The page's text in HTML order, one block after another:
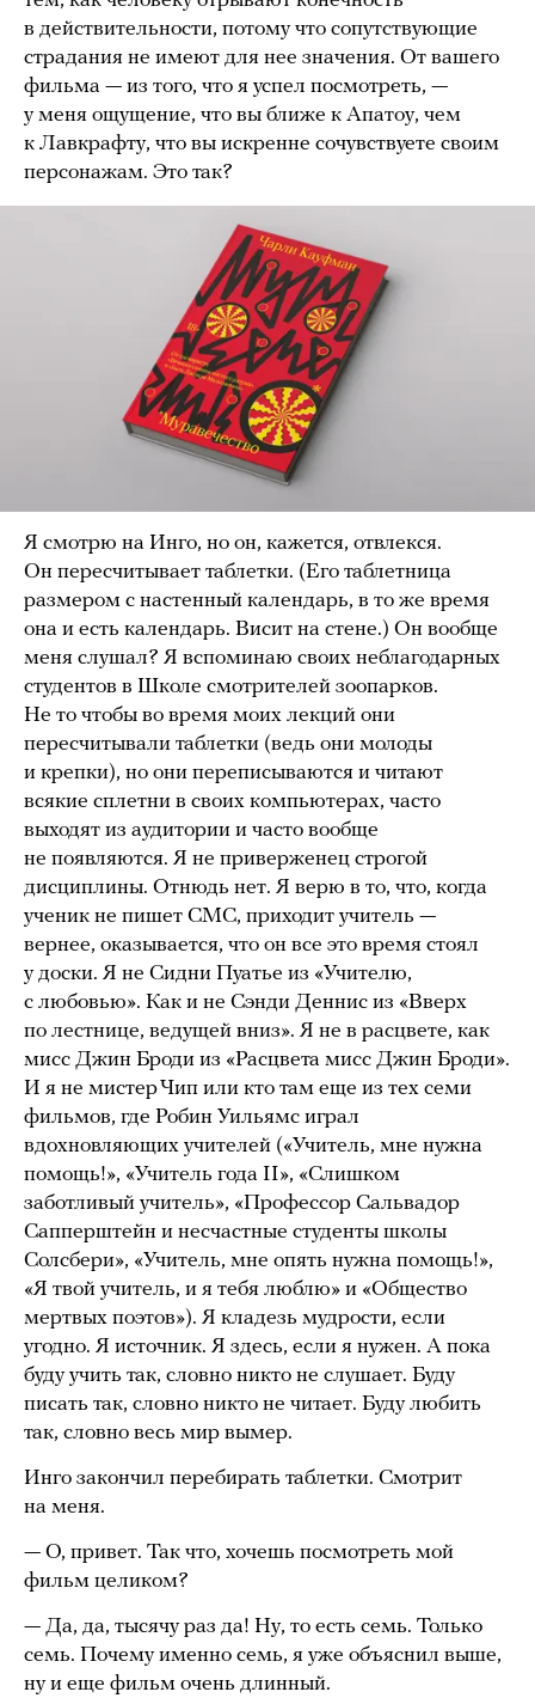
в действительности, потому что сопутствующие
страдания не имеют для нее значения. От вашего
фильма — из того, что я успел посмотреть, —
у меня ощущение, что вы ближе к Апатоу, чем
к Лавкрафту, что вы искренне сочувствуете своим
персонажам. Это так?
Я смотрю на Инго, но он, кажется, отвлекся.
Он пересчитывает таблетки. (Его таблетница
размером с настенный календарь, в то же время
она и есть календарь. Висит на стене.) Он вообще
меня слушал? Я вспоминаю своих неблагодарных
студентов в Школе смотрителей зоопарков.
Не то чтобы во время моих лекций они
пересчитывали таблетки (ведь они молоды
и крепки), но они переписываются и читают
всякие сплетни в своих компьютерах, часто
выходят из аудитории и часто вообще
не появляются. Я не приверженец строгой
дисциплины. Отнюдь нет. Я верю в то, что, когда
ученик не пишет СМС, приходит учитель —
вернее, оказывается, что он все это время стоял
у доски. Я не Сидни Пуатье из «Учителю,
с любовью». Как и не Сэнди Деннис из «Вверх
по лестнице, ведущей вниз». Я не в расцвете, как
мисс Джин Броди из «Расцвета мисс Джин Броди».
И я не мистер Чип или кто там еще из тех семи
фильмов, где Робин Уильямс играл
вдохновляющих учителей («Учитель, мне нужна
помощь!», «Учитель года II», «Слишком
заботливый учитель», «Профессор Сальвадор
Сапперштейн и несчастные студенты школы
Солсбери», «Учитель, мне опять нужна помощь!»,
«Я твой учитель, и я тебя люблю» и «Общество
мертвых поэтов»). Я кладезь мудрости, если
угодно. Я источник. Я здесь, если я нужен. А пока
буду учить так, словно никто не слушает. Буду
писать так, словно никто не читает. Буду любить
так, словно весь мир вымер.
Инго закончил перебирать таблетки. Смотрит
на меня.
— О, привет. Так что, хочешь посмотреть мой
фильм целиком?
— Да, да, тысячу раз да! Ну, то есть семь. Только
семь. Почему именно семь, я уже объяснил выше,
ну и еще фильм очень длинный.